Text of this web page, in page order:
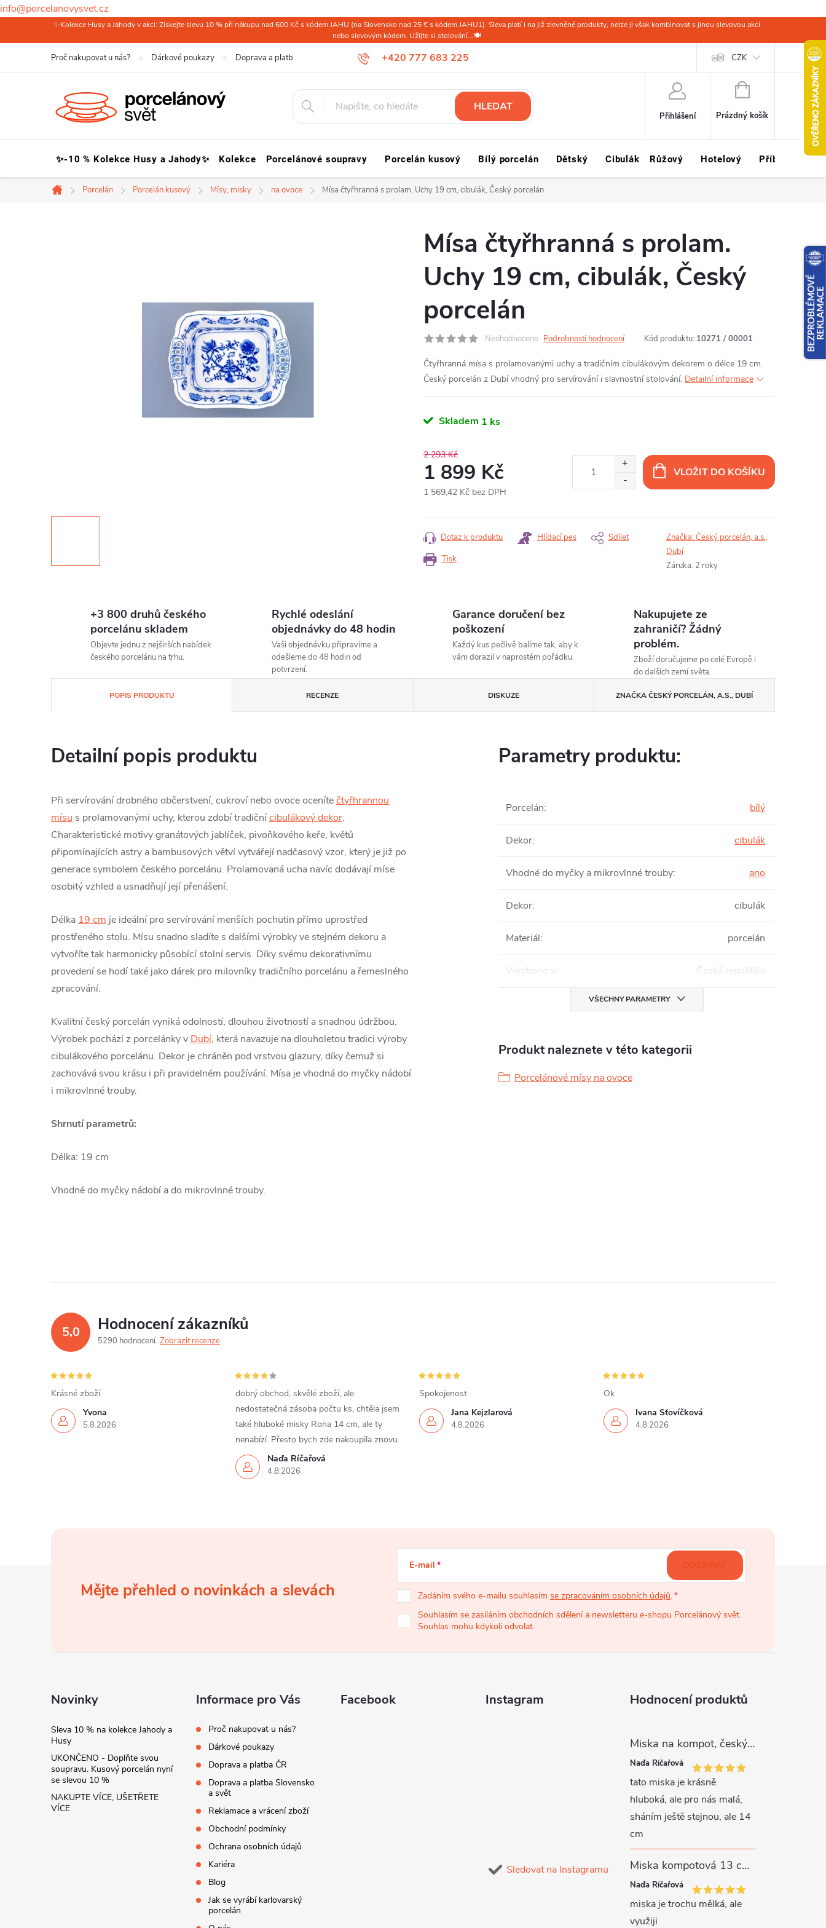
info@porcelanovysvet.cz
na
✨Kolekce Husy a Jahody v akci: Získejte slevu 10 % při nákupu nad 600 Kč s kódem JAHU (na Slovensko nad 25 € s kódem JAHU1). Sleva platí i na již zlevněné produkty, nelze ji však kombinovat s jinou slevovou akcí
nebo slevovým kódem. Užijte si stolování...🍽️
+420 777 683 225
Proč nakupovat u nás? Dárkové poukazy Doprava a platba ČR Doprava a platba Slovensko a svět Ochrana osobních údajů Kariéra
CZK
HLEDAT
Přihlášení
NÁKUPNÍ
Prázdný košík
✨-10 % Kolekce Husy a Jahody✨ Kolekce Porcelánové soupravy Porcelán kusový Bílý porcelán Dětský Cibulák Růžový Hotelový Příbory Sklo
Domů
Porcelán Porcelán kusový Mísy, misky na ovoce Mísa čtyřhranná s prolam. Uchy 19 cm, cibulák, Český porcelán
Mísa čtyřhranná s prolam.
Uchy 19 cm, cibulák, Český
porcelán
Neohodnoceno Podrobnosti hodnocení Kód produktu: 10271 / 00001
Čtyřhranná mísa s prolamovanými uchy a tradičním cibulákovým dekorem o délce 19 cm.
Český porcelán z Dubí vhodný pro servírování i slavnostní stolování. Detailní informace
Skladem 1 ks
2 293 Kč
1 899 Kč
1 569,42 Kč bez DPH
cena:
VLOŽIT DO KOŠÍKU
Tisk
Dotaz k produktu Hlídací pes Sdílet Značka:Český porcelán, a.s.,
Dubí
Záruka: 2 roky
+3 800 druhů českého
porcelánu skladem
Objevte jednu z nejširších nabídek
českého porcelánu na trhu.
Rychlé odeslání
objednávky do 48 hodin
Vaši objednávku připravíme a
odešleme do 48 hodin od
potvrzení.
Garance doručení bez
poškození
Každý kus pečlivě balíme tak, aby k
vám dorazil v naprostém pořádku.
Nakupujete ze
zahraničí? Žádný
problém.
Zboží doručujeme po celé Evropě i
do dalších zemí světa.
POPIS PRODUKTU RECENZE DISKUZE ZNAČKAČESKÝ PORCELÁN, A.S., DUBÍ
Detailní popis produktu
Při servírování drobného občerstvení, cukroví nebo ovoce ocenítečtyřhrannou
mísu s prolamovanými uchy, kterou zdobí tradičnícibulákový dekor.
Charakteristické motivy granátových jablíček, pivoňkového keře, květů
připomínajících astry a bambusových větví vytvářejí nadčasový vzor, který je již po
generace symbolem českého porcelánu. Prolamovaná ucha navíc dodávají míse
osobitý vzhled a usnadňují její přenášení.
Délka 19 cm je ideální pro servírování menších pochutin přímo uprostřed
prostřeného stolu. Mísu snadno sladíte s dalšími výrobky ve stejném dekoru a
vytvoříte tak harmonicky působící stolní servis. Díky svému dekorativnímu
provedení se hodí také jako dárek pro milovníky tradičního porcelánu a řemeslného
zpracování.
Kvalitní český porcelán vyniká odolností, dlouhou životností a snadnou údržbou.
Výrobek pochází z porcelánky v Dubí, která navazuje na dlouholetou tradici výroby
cibulákového porcelánu. Dekor je chráněn pod vrstvou glazury, díky čemuž si
zachovává svou krásu i při pravidelném používání. Mísa je vhodná do myčky nádobí
i mikrovlnné trouby.
Shrnutí parametrů:
Délka: 19 cm
Vhodné do myčky nádobí a do mikrovlnné trouby.
Parametry produktu:
Porcelán: bílý
Dekor: cibulák
Vhodné do myčky a mikrovlnné trouby: ano
Dekor: cibulák
Materiál: porcelán
Vyrobeno v: Česká republika
VŠECHNY PARAMETRY
Produkt naleznete v této kategorii
Porcelánové mísy na ovoce
5,0 Hodnocení zákazníků
5290 hodnocení Zobrazit recenze
Yvona
5.8.2026
Krásné zboží.
Naďa Říčařová
4.8.2026
dobrý obchod, skvělé zboží, ale
nedostatečná zásoba počtu ks, chtěla jsem
také hluboké misky Rona 14 cm, ale ty
nenabízí. Přesto bych zde nakoupila znovu.
Jana Kejzlarová
4.8.2026
Spokojenost.
Ivana Šťovíčková
4.8.2026
Ok
Mějte přehled o novinkách a slevách
E-mail
Zadáním svého e-mailu souhlasím se zpracováním osobních údajů.
Souhlasím se zasíláním obchodních sdělení a newsletteru e-shopu Porcelánový svět.
Souhlas mohu kdykoli odvolat.
ODEBÍRAT
Novinky
Sleva 10 % na kolekce Jahody a
Husy
UKONČENO - Doplňte svou
soupravu. Kusový porcelán nyní
se slevou 10 %
NAKUPTE VÍCE, UŠETŘETE
VÍCE
Informace pro Vás
Proč nakupovat u nás?
Dárkové poukazy
Doprava a platba ČR
Doprava a platba Slovensko
a svět
Reklamace a vrácení zboží
Obchodní podmínky
Ochrana osobních údajů
Kariéra
Blog
Jak se vyrábí karlovarský
porcelán
Facebook Instagram
Sledovat na Instagramu
Hodnocení produktů
Miska na kompot, český porcelán, Rona, 12,5 cm, bílý, G. Benedikt
Naďa Říčařová
tato miska je krásně
hluboká, ale pro nás malá,
sháním ještě stejnou, ale 14
cm
Miska kompotová 13 cm, bílý porcelán, Verona, G. Benedikt
Naďa Říčařová
miska je trochu mělká, ale
využiji